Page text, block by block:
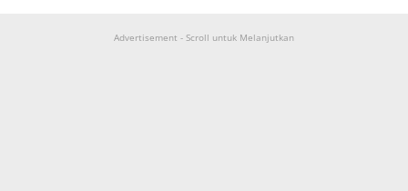
Advertisement - Scroll untuk Melanjutkan